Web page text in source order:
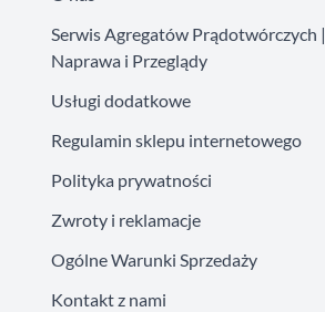
Serwis Agregatów Prądotwórczych |
Naprawa i Przeglądy
Usługi dodatkowe
Regulamin sklepu internetowego
Polityka prywatności
Zwroty i reklamacje
Ogólne Warunki Sprzedaży
Kontakt z nami